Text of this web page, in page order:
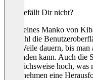
Was gefällt Dir nicht?
Ein kleines Manko von
Obwohl die
eine Weile dauern, bis
anwenden kann. Auch die
vergleichsweise hoch,
Unternehmen eine